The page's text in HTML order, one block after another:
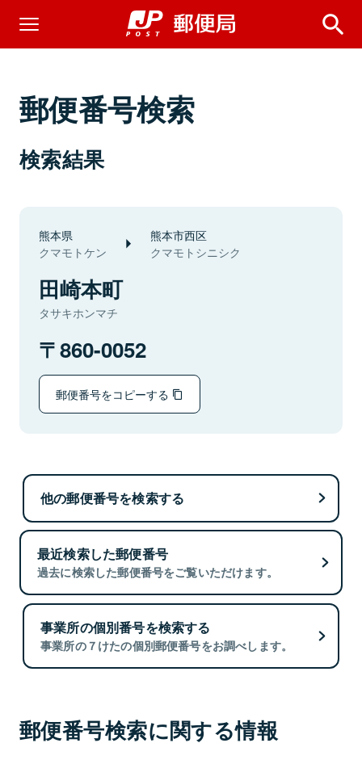
郵便番号検索
検索結果
熊本県
クマモトケン
熊本市西区
クマモトシニシク
田崎本町
タサキホンマチ
860-0052
郵便番号をコピーする
他の郵便番号を検索する
最近検索した郵便番号
過去に検索した郵便番号をご覧いただけます。
事業所の個別番号を検索する
事業所の７けたの個別郵便番号をお調べします。
郵便番号検索に関する情報